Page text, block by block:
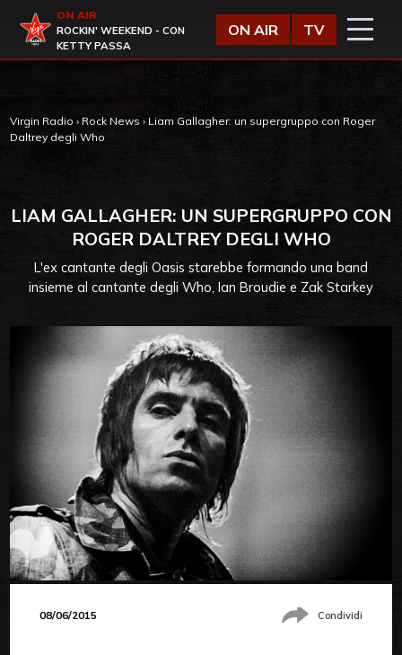
Virgin Radio
ON AIR
ROCKIN' WEEKEND - CON
KETTY PASSA
ON AIR TV
Virgin Radio › Rock News › Liam Gallagher: un supergruppo con Roger
Daltrey degli Who
LIAM GALLAGHER: UN SUPERGRUPPO CON
ROGER DALTREY DEGLI WHO
L'ex cantante degli Oasis starebbe formando una band
insieme al cantante degli Who, Ian Broudie e Zak Starkey
08/06/2015 Condividi